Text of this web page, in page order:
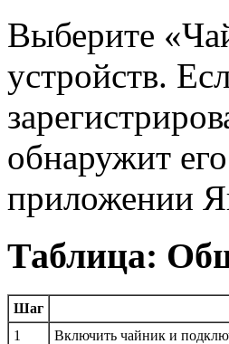
Выберите
устройств.
обнаружит
приложении
Таблица:
Шаг
1
Включить чайник и